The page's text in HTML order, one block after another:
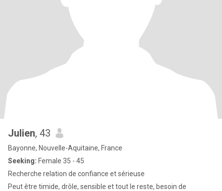
Julien, 43
Bayonne, Nouvelle-Aquitaine, France
Seeking: Female 35 - 45
Recherche relation de confiance et sérieuse
Peut être timide, drôle, sensible et tout le reste, besoin de